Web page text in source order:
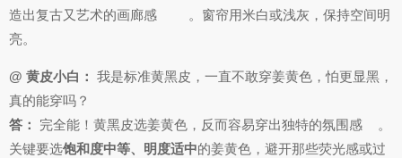
造出复古又艺术的画廊感
。窗帘用米白或浅灰，保持空间明
亮。
@ 黄皮小白： 我是标准黄黑皮，一直不敢穿姜黄色，怕更显黑，
真的能穿吗？
答：
完全能！黄黑皮选姜黄色，反而容易穿出独特的氛围感
。
关键要选饱和度中等、明度适中的姜黄色，避开那些荧光感或过